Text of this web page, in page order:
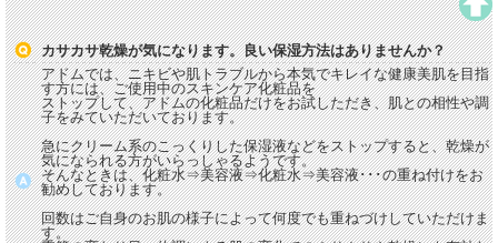
カサカサ乾燥が気になります。良い保湿方法はありませんか？
アドムでは、ニキビや肌トラブルから本気でキレイな健康美肌を目指
す方には、ご使用中のスキンケア化粧品を
ストップして、アドムの化粧品だけをお試しただき、肌との相性や調
子をみていただいております。
急にクリーム系のこっくりした保湿液などをストップすると、乾燥が
気になられる方がいらっしゃるようです。
そんなときは、化粧水⇒美容液⇒化粧水⇒美容液･･･の重ね付けをお
勧めしております。
回数はご自身のお肌の様子によって何度でも重ねづけしていただけま
す。